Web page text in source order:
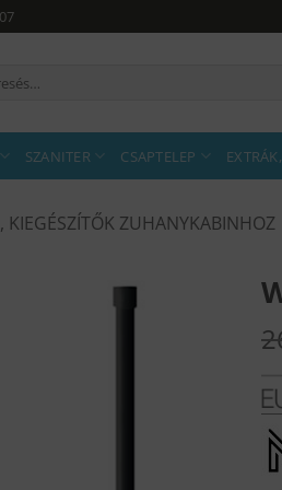
SZANITER CSAPTELEP
KIEGÉSZÍTŐK ZUHANYKABINHOZ